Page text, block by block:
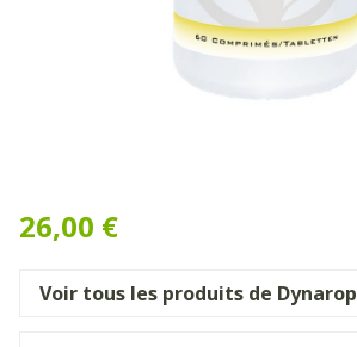
26,00 €
Voir tous les produits de Dynarop